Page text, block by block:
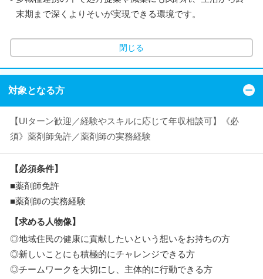
末期まで深くよりそいが実現できる環境です。
閉じる
対象となる方
【UIターン歓迎／経験やスキルに応じて年収相談可】《必
須》薬剤師免許／薬剤師の実務経験
【必須条件】
■薬剤師免許
■薬剤師の実務経験
【求める人物像】
◎地域住民の健康に貢献したいという想いをお持ちの方
◎新しいことにも積極的にチャレンジできる方
◎チームワークを大切にし、主体的に行動できる方